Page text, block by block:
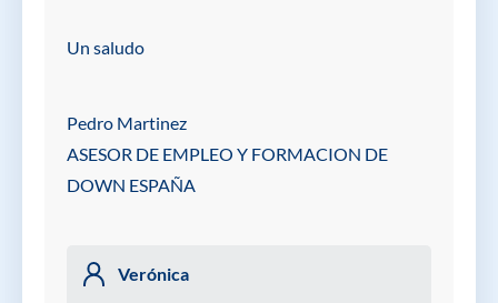
Un saludo
Pedro Martinez
ASESOR DE EMPLEO Y FORMACION DE
DOWN ESPAÑA
Verónica